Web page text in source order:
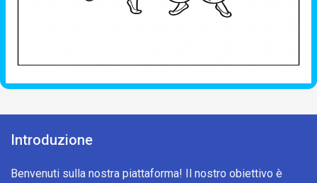
Introduzione
Benvenuti sulla nostra piattaforma! Il nostro obiettivo è